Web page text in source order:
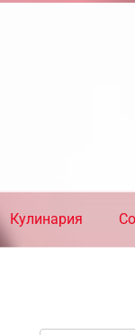
Кулинария